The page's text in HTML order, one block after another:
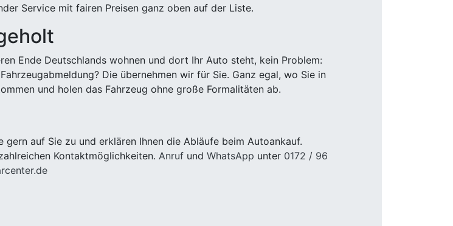
Service mit fairen Preisen ganz oben auf der Liste.
Ende Deutschlands wohnen und dort Ihr Auto steht, kein Problem:
Die übernehmen wir für Sie. Ganz egal, wo Sie in
und holen das Fahrzeug ohne große Formalitäten ab.
gern auf Sie zu und erklären Ihnen die Abläufe beim Autoankauf.
Kontaktmöglichkeiten. Anruf und WhatsApp unter 0172 / 96